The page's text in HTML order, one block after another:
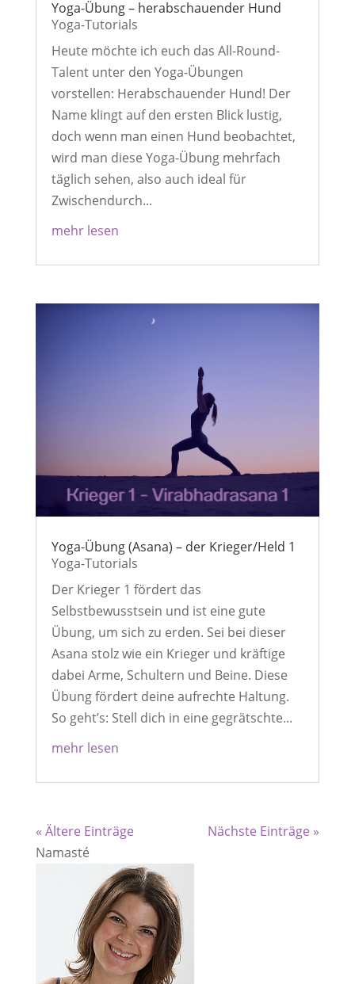
Yoga-Übung – herabschauender Hund
Yoga-Tutorials
Heute möchte ich euch das All-Round-
Talent unter den Yoga-Übungen
vorstellen: Herabschauender Hund! Der
Name klingt auf den ersten Blick lustig,
doch wenn man einen Hund beobachtet,
wird man diese Yoga-Übung mehrfach
täglich sehen, also auch ideal für
Zwischendurch...
mehr lesen
Yoga-Übung (Asana) – der Krieger/Held 1
Yoga-Tutorials
Der Krieger 1 fördert das
Selbstbewusstsein und ist eine gute
Übung, um sich zu erden. Sei bei dieser
Asana stolz wie ein Krieger und kräftige
dabei Arme, Schultern und Beine. Diese
Übung fördert deine aufrechte Haltung.
So geht’s: Stell dich in eine gegrätschte...
mehr lesen
« Ältere Einträge
Nächste Einträge »
Namasté